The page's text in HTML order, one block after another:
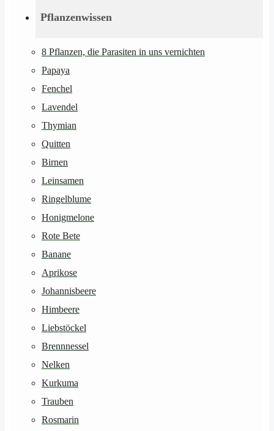
Pflanzenwissen
8 Pflanzen, die Parasiten in uns vernichten
Papaya
Fenchel
Lavendel
Thymian
Quitten
Birnen
Leinsamen
Ringelblume
Honigmelone
Rote Bete
Banane
Aprikose
Johannisbeere
Himbeere
Liebstöckel
Brennnessel
Nelken
Kurkuma
Trauben
Rosmarin